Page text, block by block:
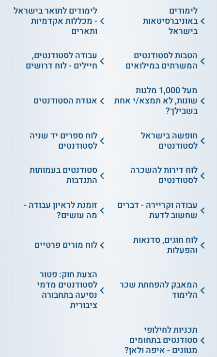
לימודים
באוניברסיטאות
בישראל
לימודים לתואר בישראל
- מכללות אקדמיות
ותארים
הטבות לסטודנטים
המשרתים במילואים
עבודה לסטודנטים,
חיילים - לוח דרושים
מעל 1,000 מלגות
שונות, לא תמצא/י אחת
בשבילך?
אגודת הסטודנטים
חופשה בישראל
לסטודנטים
לוח ספרים יד שניה
לסטודנטים
לוח דירות להשכרה
לסטודנטים
סטודנטים בעמותות
התנדבות
עבודה וקריירה - דברים
שחשוב לדעת
זומנת לראיון עבודה -
מה עושים?
לוח חוגים, סדנאות
והפעלות
לוח מורים פרטיים
המאבק להפחתת שכר
הלימוד
הצעת חוק: פטור
לסטודנטים מדמי
נסיעה בתחבורה
ציבורית
תכניות לחילופי
סטודנטים בתחומים
מגוונים - איפה ולאן?